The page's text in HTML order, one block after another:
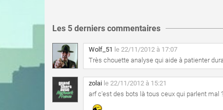
Les 5 derniers commentaires
Wolf_51 le 22/11/2012 à 17:07
Très chouette analyse qui aide à patienter
zolai le 22/11/2012 à 15:21
arf c'est des bots là tous ceux qui parlent mal